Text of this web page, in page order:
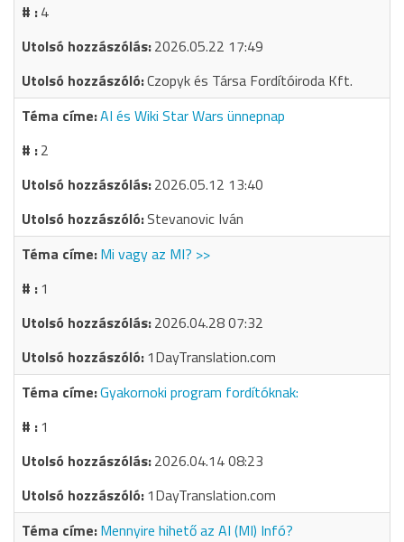
4
2026.05.22 17:49
Czopyk és Társa Fordítóiroda Kft.
AI és Wiki Star Wars ünnepnap
2
2026.05.12 13:40
Stevanovic Iván
Mi vagy az MI? >>
1
2026.04.28 07:32
1DayTranslation.com
Gyakornoki program fordítóknak:
1
2026.04.14 08:23
1DayTranslation.com
Mennyire hihető az AI (MI) Infó?